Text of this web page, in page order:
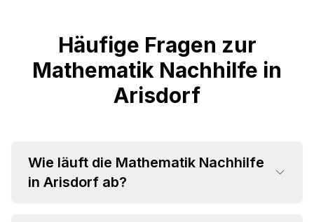
Häufige Fragen zur
Mathematik Nachhilfe in
Arisdorf
Wie läuft die Mathematik Nachhilfe
in Arisdorf ab?